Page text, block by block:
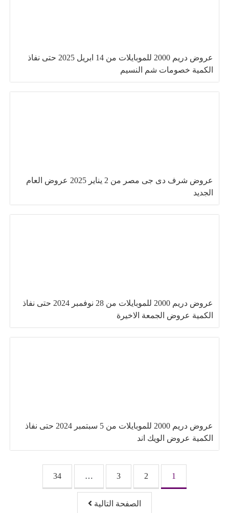
عروض دريم 2000 للموبايلات من 14 ابريل 2025 حتى نفاذ
الكمية خصومات شم النسيم
عروض شرف دى جى مصر من 2 يناير 2025 عروض العام
الجديد
عروض دريم 2000 للموبايلات من 28 نوفمبر 2024 حتى نفاذ
الكمية عروض الجمعة الاخيرة
عروض دريم 2000 للموبايلات من 5 سبتمبر 2024 حتى نفاذ
الكمية عروض الويك اند
تصفّح المقالات
1
2
3
…
34
الصفحة التالية